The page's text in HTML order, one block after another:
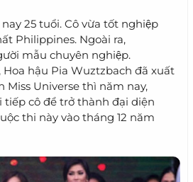
25 tuổi. Cô vừa tốt nghiệp
Philippines. Ngoài ra,
mẫu chuyên nghiệp.
hậu Pia Wuztzbach đã xuất
Miss Universe thì năm nay,
tiếp cô để trở thành đại diện
thi này vào tháng 12 năm